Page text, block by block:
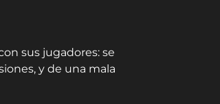
sus jugadores: se
y de una mala